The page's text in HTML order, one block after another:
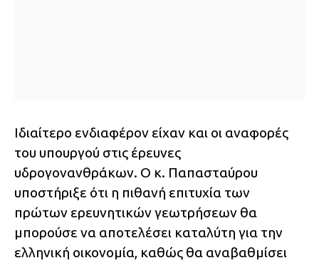
Ιδιαίτερο ενδιαφέρον είχαν και οι αναφορές
του υπουργού στις έρευνες
υδρογονανθράκων. Ο κ. Παπασταύρου
υποστήριξε ότι η πιθανή επιτυχία των
πρώτων ερευνητικών γεωτρήσεων θα
μπορούσε να αποτελέσει καταλύτη για την
ελληνική οικονομία, καθώς θα αναβαθμίσει